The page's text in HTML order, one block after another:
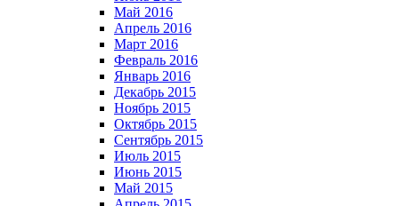
Май 2016
Апрель 2016
Март 2016
Февраль 2016
Январь 2016
Декабрь 2015
Ноябрь 2015
Октябрь 2015
Сентябрь 2015
Июль 2015
Июнь 2015
Май 2015